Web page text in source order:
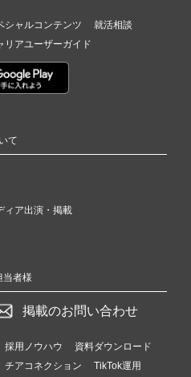
シャルコンテンツ
就活相談
リアユーザーガイド
て
ィア出演・掲載
当者様
掲載のお問い合わせ
採用ノウハウ
資料ダウンロード
チアコネクション TikTok運用